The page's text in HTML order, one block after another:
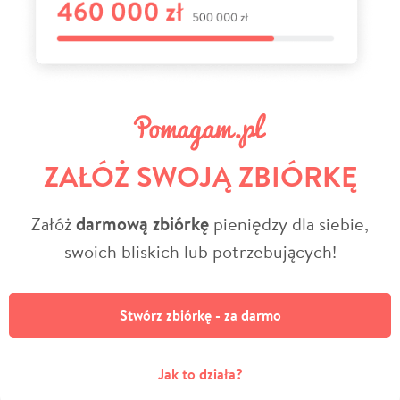
ZAŁÓŻ SWOJĄ ZBIÓRKĘ
Załóżdarmową zbiórkę pieniędzy dla siebie,
swoich bliskich lub potrzebujących!
Stwórz zbiórkę - za darmo
Jak to działa?